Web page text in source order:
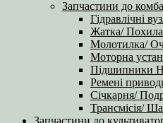
Запчастини до
Гідравлічні
Жатка/ Похила
Молотилка/
Моторна
Підшипники
Ремені
Січкарня/
Трансмісія/